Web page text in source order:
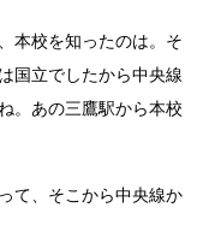
本校を知ったのは。そ
国立でしたから中央線
。あの三鷹駅から本校
て、そこから中央線か